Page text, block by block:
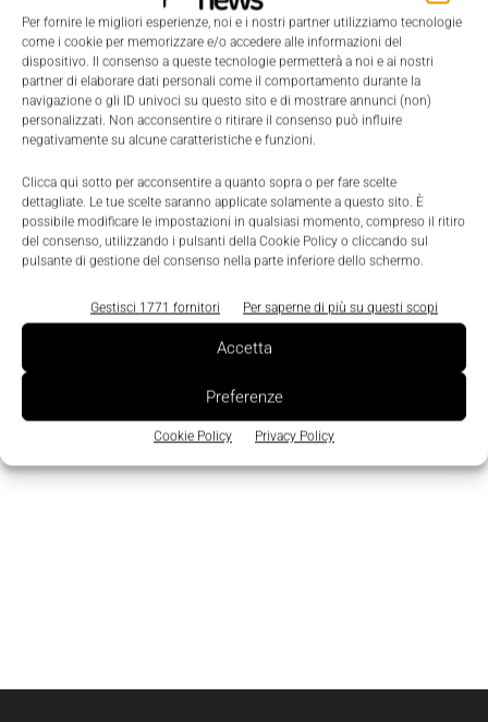
Per fornire le migliori esperienze, noi e i nostri partner utilizziamo tecnologie
come i cookie per memorizzare e/o accedere alle informazioni del
dispositivo. Il consenso a queste tecnologie permetterà a noi e ai nostri
partner di elaborare dati personali come il comportamento durante la
navigazione o gli ID univoci su questo sito e di mostrare annunci (non)
personalizzati. Non acconsentire o ritirare il consenso può influire
negativamente su alcune caratteristiche e funzioni.
Clicca qui sotto per acconsentire a quanto sopra o per fare scelte
dettagliate. Le tue scelte saranno applicate solamente a questo sito. È
possibile modificare le impostazioni in qualsiasi momento, compreso il ritiro
del consenso, utilizzando i pulsanti della Cookie Policy o cliccando sul
pulsante di gestione del consenso nella parte inferiore dello schermo.
Gestisci 1771 fornitori Per saperne di più su questi scopi
Accetta
Preferenze
Cookie Policy Privacy Policy
Edicola